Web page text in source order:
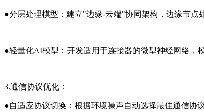
●分层处理模型：建立"边缘-云端"协同架构，边缘节点
●轻量化AI模型：开发适用于连接器的微型神经网络，
3.通信协议优化 ：
●自适应协议切换：根据环境噪声自动选择最佳通信协